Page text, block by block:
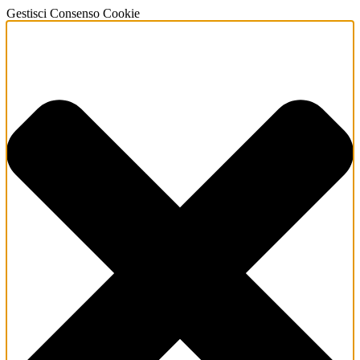
Gestisci Consenso Cookie